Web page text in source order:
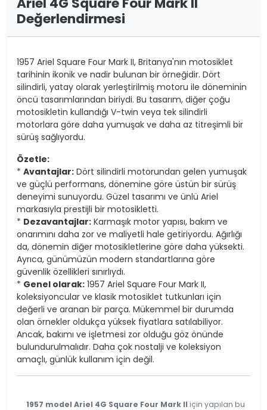
Değerlendirmesi
1957 Ariel Square Four Mark II, Britanya'nın motosiklet
tarihinin ikonik ve nadir bulunan bir örneğidir. Dört
silindirli, yatay olarak yerleştirilmiş motoru ile döneminin
öncü tasarımlarından biriydi. Bu tasarım, diğer çoğu
motosikletin kullandığı V-twin veya tek silindirli
motorlara göre daha yumuşak ve daha az titreşimli bir
sürüş sağlıyordu.
Özetle:
* Avantajlar: Dört silindirli motorundan gelen yumuşak
ve güçlü performans, dönemine göre üstün bir sürüş
deneyimi sunuyordu. Güzel tasarımı ve ünlü Ariel
markasıyla prestijli bir motosikletti.
* Dezavantajlar: Karmaşık motor yapısı, bakım ve
onarımını daha zor ve maliyetli hale getiriyordu. Ağırlığı
da, dönemin diğer motosikletlerine göre daha yüksekti.
Ayrıca, günümüzün modern standartlarına göre
güvenlik özellikleri sınırlıydı.
* Genel olarak: 1957 Ariel Square Four Mark II,
koleksiyoncular ve klasik motosiklet tutkunları için
değerli ve aranan bir parça. Mükemmel bir durumda
olan örnekler oldukça yüksek fiyatlara satılabiliyor.
Ancak, bakımı ve işletmesi zor olduğu göz önünde
bulundurulmalıdır. Daha çok nostalji ve koleksiyon
amaçlı, günlük kullanım için değil.
1957 model Ariel 4G Square Four Mark II için yapılan bu